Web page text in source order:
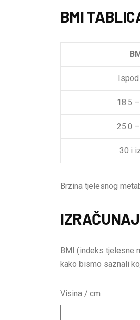
BMI
Ispod
18.5
25.0
30 i
Brzina tjelesnog
BMI (indeks tjelesne
kako bismo saznali
Visina / cm